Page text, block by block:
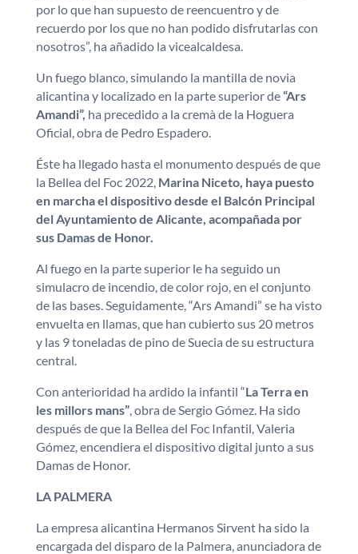
por lo que han supuesto de reencuentro y de
recuerdo por los que no han podido disfrutarlas con
nosotros”, ha añadido la vicealcaldesa.
Un fuego blanco, simulando la mantilla de novia
alicantina y localizado en la parte superior de“Ars
Amandi”, ha precedido a la cremà de la Hoguera
Oficial, obra de Pedro Espadero.
Éste ha llegado hasta el monumento después de que
la Bellea del Foc 2022, Marina Niceto, haya puesto
en marcha el dispositivo desde el Balcón Principal
del Ayuntamiento de Alicante, acompañada por
sus Damas de Honor.
Al fuego en la parte superior le ha seguido un
simulacro de incendio, de color rojo, en el conjunto
de las bases. Seguidamente, “Ars Amandi” se ha visto
envuelta en llamas, que han cubierto sus 20 metros
y las 9 toneladas de pino de Suecia de su estructura
central.
Con anterioridad ha ardido la infantil “La Terra en
les millors mans”, obra de Sergio Gómez. Ha sido
después de que la Bellea del Foc Infantil, Valeria
Gómez, encendiera el dispositivo digital junto a sus
Damas de Honor.
LA PALMERA
La empresa alicantina Hermanos Sirvent ha sido la
encargada del disparo de la Palmera, anunciadora de